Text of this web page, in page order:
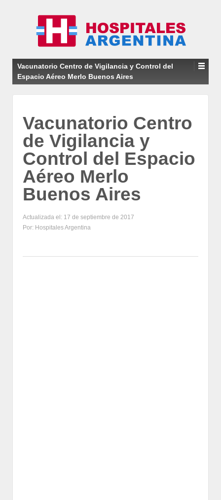
Vacunatorio Centro de Vigilancia y Control del
Espacio Aéreo Merlo Buenos Aires
Vacunatorio Centro
de Vigilancia y
Control del Espacio
Aéreo Merlo
Buenos Aires
Actualizada el: 17 de septiembre de 2017
Por: Hospitales Argentina